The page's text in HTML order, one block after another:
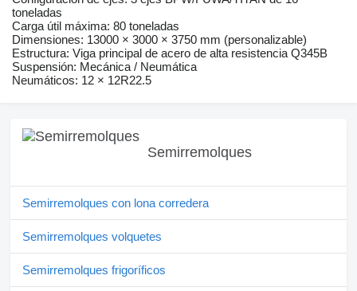
toneladas
Carga útil máxima: 80 toneladas
Dimensiones: 13000 × 3000 × 3750 mm (personalizable)
Estructura: Viga principal de acero de alta resistencia Q345B
Suspensión: Mecánica / Neumática
Neumáticos: 12 × 12R22.5
Semirremolques
Semirremolques con lona corredera
Semirremolques volquetes
Semirremolques frigoríficos